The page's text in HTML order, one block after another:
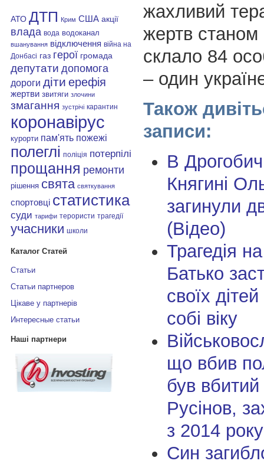
АТО ДТП Крим США акції
влада вода водоканал
вшанування відключення війна на
Донбасі газ герої громада
депутати допомога
дороги діти ерефія
жертви звитяги злочини
змагання зустрічі карантин
коронавірус
курорти пам'ять пожежі
полеглі поліція потерпілі
прощання ремонти
рішення свята святкування
спортовці статистика
суди тарифи терористи трагедії
учасники школи
Каталог Статей
Статьи
Статьи партнеров
Цікаве у партнерів
Интересные статьи
Наші партнери
жахливий
жертв станом
склало 84
– один
Також
записи:
В
Княгині
загинули
(Відео)
Трагедія
Батько
своїх
собі віку
що вбив
був
Русінов,
з 2014 року
Син